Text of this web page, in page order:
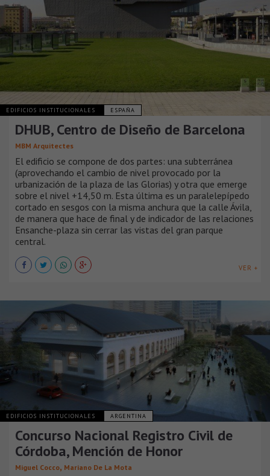
EDIFICIOS INSTITUCIONALES ESPAÑA
DHUB, Centro de Diseño de Barcelona
MBM Arquitectes
El edificio se compone de dos partes: una subterránea
(aprovechando el cambio de nivel provocado por la
urbanización de la plaza de las Glorias) y otra que emerge
sobre el nivel +14,50 m. Esta última es un paralelepípedo
cortado en sesgos con la misma anchura que la calle Ávila,
de manera que hace de final y de indicador de las relaciones
Ensanche-plaza sin cerrar las vistas del gran parque
central.
VER +
EDIFICIOS INSTITUCIONALES ARGENTINA
Concurso Nacional Registro Civil de
Córdoba, Mención de Honor
Miguel Cocco, Mariano De La Mota